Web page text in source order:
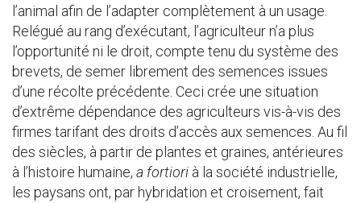
l’animal afin de l’adapter complètement à un usage.
Relégué au rang d’exécutant, l’agriculteur n’a plus
l’opportunité ni le droit, compte tenu du système des
brevets, de semer librement des semences issues
d’une récolte précédente. Ceci crée une situation
d’extrême dépendance des agriculteurs vis-à-vis des
firmes tarifant des droits d’accès aux semences. Au fil
des siècles, à partir de plantes et graines, antérieures
à l’histoire humaine, a fortiori à la société industrielle,
les paysans ont, par hybridation et croisement, fait